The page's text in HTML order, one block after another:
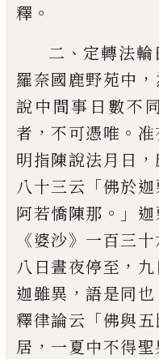
釋 。
二 、 定轉法輪
羅奈國鹿野苑中 ，
說中間事日數不
者 ，不可憑唯 。 准
明指陳說法月日 ，
八十三云 「佛於
阿若憍陳那 。」
《婆沙》 一百三十
八日晝夜停至 ， 九
迦雖異 ，語是同也
釋律論云 「佛與
居 ， 一夏中不得聖